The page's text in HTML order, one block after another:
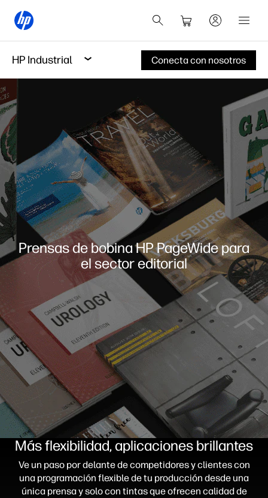
HP Industrial Conecta con nosotros
Prensas de bobina HP PageWide para
el sector editorial
Más flexibilidad, aplicaciones brillantes
Ve un paso por delante de competidores y clientes con
una programación flexible de tu producción desde una
única prensa y solo con tintas que ofrecen calidad de